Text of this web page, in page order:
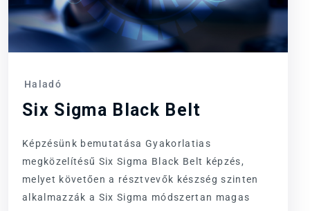
Haladó
Six Sigma Black Belt
Képzésünk bemutatása Gyakorlatias
megközelítésű Six Sigma Black Belt képzés,
melyet követően a résztvevők készség szinten
alkalmazzák a Six Sigma módszertan magas